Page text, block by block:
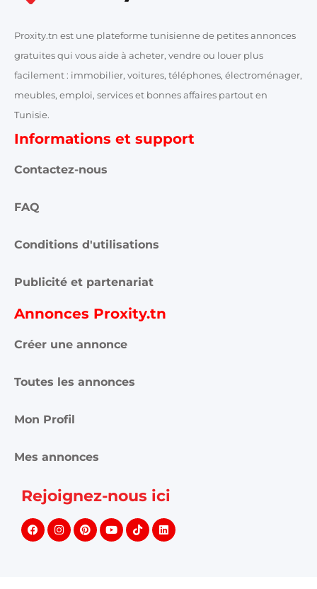
Proxity.tn est une plateforme tunisienne de petites annonces
gratuites qui vous aide à acheter, vendre ou louer plus
facilement : immobilier, voitures, téléphones, électroménager,
meubles, emploi, services et bonnes affaires partout en
Tunisie.
Informations et support
Contactez-nous
FAQ
Conditions d'utilisations
Publicité et partenariat
Annonces Proxity.tn
Créer une annonce
Toutes les annonces
Mon Profil
Mes annonces
Rejoignez-nous ici